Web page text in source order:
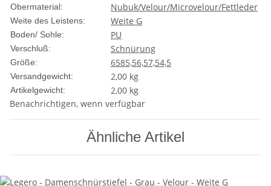
Obermaterial: Nubuk/Velour/Microvelour/Fettleder
Weite des Leistens: Weite G
Boden/ Sohle: PU
Verschluß: Schnürung
Größe: 6585,56,57,54,5
Versandgewicht: 2,00 kg
Artikelgewicht: 2,00 kg
Benachrichtigen, wenn verfügbar
Ähnliche Artikel